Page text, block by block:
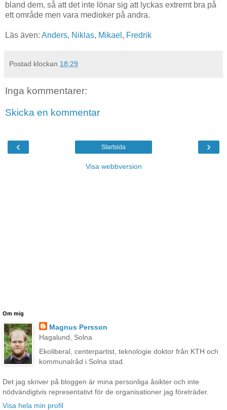
bland dem, så att det inte lönar sig att lyckas extremt bra på
ett område men vara medioker på andra.
Läs även: Anders, Niklas, Mikael , Fredrik
Postad klockan 18:29
Inga kommentarer:
Skicka en kommentar
‹ ›
Startsida
Visa webbversion
Om mig
Magnus Persson
Hagalund, Solna
Ekoliberal, centerpartist, teknologie doktor från KTH och
kommunalråd i Solna stad.
Det jag skriver på bloggen är mina personliga åsikter och inte
nödvändigtvis representativt för de organisationer jag företräder.
Visa hela min profil